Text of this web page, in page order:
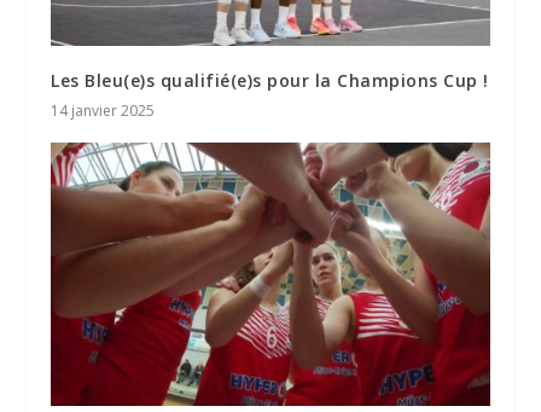
Les Bleu(e)s qualifié(e)s pour la Champions Cup !
14 janvier 2025